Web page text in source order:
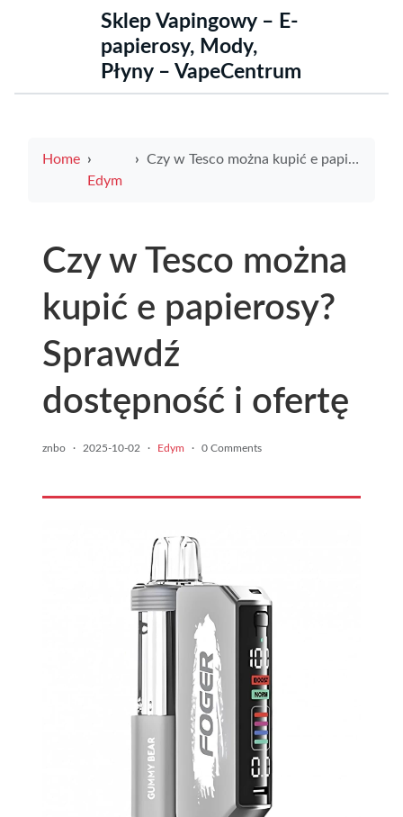
Sklep Vapingowy – E-
papierosy, Mody,
Płyny – VapeCentrum
Home
Edym
Czy w Tesco można kupić e papierosy? Sprawdź dostępność i ofertę
Czy w Tesco można
kupić e papierosy?
Sprawdź
dostępność i ofertę
znbo · 2025-10-02 · Edym · 0 Comments